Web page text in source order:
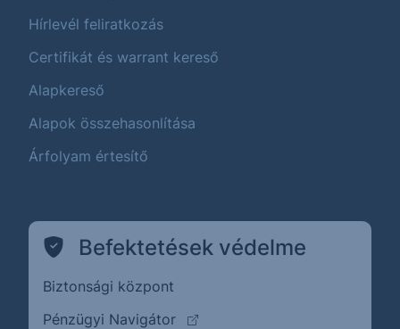
Hírlevél feliratkozás
Certifikát és warrant kereső
Alapkereső
Alapok összehasonlítása
Árfolyam értesítő
Befektetések védelme
Biztonsági központ
Pénzügyi Navigátor
(külső oldalra ugrik)